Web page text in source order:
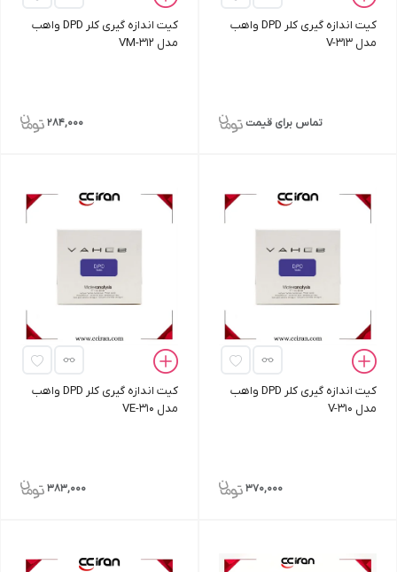
کیت اندازه‌ گیری کلر DPD واهب
مدل V-313
تماس برای قیمت
کیت اندازه‌ گیری کلر DPD واهب
مدل VM-312
284,000
کیت اندازه‌ گیری کلر DPD واهب
مدل V-310
370,000
کیت اندازه‌ گیری کلر DPD واهب
مدل VE-310
383,000